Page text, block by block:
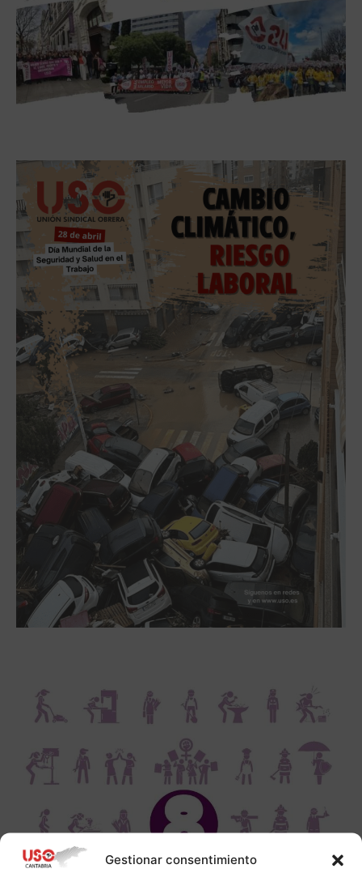
Gestionar consentimiento